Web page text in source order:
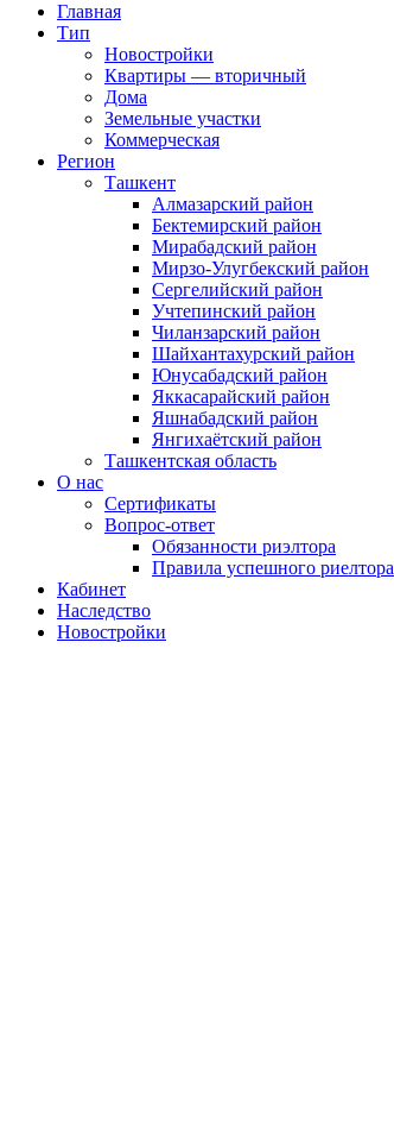
Главная
Тип
Новостройки
Квартиры — вторичный
Дома
Земельные участки
Коммерческая
Регион
Ташкент
Алмазарский район
Бектемирский район
Мирабадский район
Мирзо-Улугбекский район
Сергелийский район
Учтепинский район
Чиланзарский район
Шайхантахурский район
Юнусабадский район
Яккасарайский район
Яшнабадский район
Янгихаётский район
Ташкентская область
О нас
Сертификаты
Вопрос-ответ
Обязанности риэлтора
Правила успешного риелтора
Кабинет
Наследство
Новостройки